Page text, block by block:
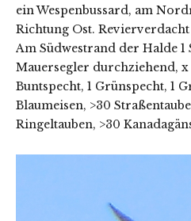
ein Wespenbussard, am
Richtung Ost.
Am Südwestrand der Halde 1
Mauersegler durchziehend, x
Buntspecht, 1 Grünspecht, 1
Blaumeisen, >30
Ringeltauben, >30